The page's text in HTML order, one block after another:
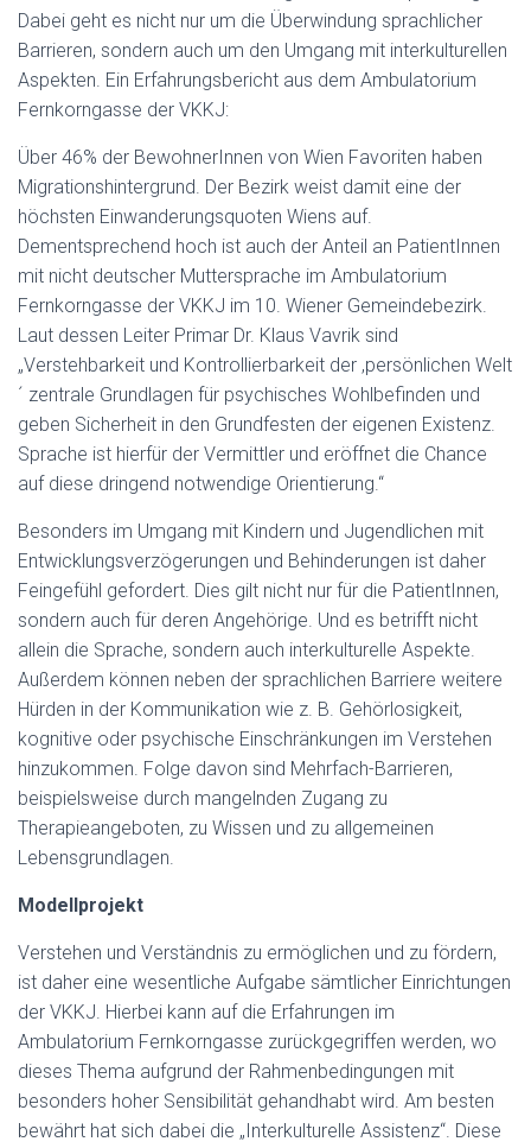
Dabei geht es nicht nur um die Überwindung sprachlicher
Barrieren, sondern auch um den Umgang mit interkulturellen
Aspekten. Ein Erfahrungsbericht aus dem Ambulatorium
Fernkorngasse der VKKJ:
Über 46% der BewohnerInnen von Wien Favoriten haben
Migrationshintergrund. Der Bezirk weist damit eine der
höchsten Einwanderungsquoten Wiens auf.
Dementsprechend hoch ist auch der Anteil an PatientInnen
mit nicht deutscher Muttersprache im Ambulatorium
Fernkorngasse der VKKJ im 10. Wiener Gemeindebezirk.
Laut dessen Leiter Primar Dr. Klaus Vavrik sind
„Verstehbarkeit und Kontrollierbarkeit der ,persönlichen Welt
´ zentrale Grundlagen für psychisches Wohlbefinden und
geben Sicherheit in den Grundfesten der eigenen Existenz.
Sprache ist hierfür der Vermittler und eröffnet die Chance
auf diese dringend notwendige Orientierung.“
Besonders im Umgang mit Kindern und Jugendlichen mit
Entwicklungsverzögerungen und Behinderungen ist daher
Feingefühl gefordert. Dies gilt nicht nur für die PatientInnen,
sondern auch für deren Angehörige. Und es betrifft nicht
allein die Sprache, sondern auch interkulturelle Aspekte.
Außerdem können neben der sprachlichen Barriere weitere
Hürden in der Kommunikation wie z. B. Gehörlosigkeit,
kognitive oder psychische Einschränkungen im Verstehen
hinzukommen. Folge davon sind Mehrfach-Barrieren,
beispielsweise durch mangelnden Zugang zu
Therapieangeboten, zu Wissen und zu allgemeinen
Lebensgrundlagen.
Modellprojekt
Verstehen und Verständnis zu ermöglichen und zu fördern,
ist daher eine wesentliche Aufgabe sämtlicher Einrichtungen
der VKKJ. Hierbei kann auf die Erfahrungen im
Ambulatorium Fernkorngasse zurückgegriffen werden, wo
dieses Thema aufgrund der Rahmenbedingungen mit
besonders hoher Sensibilität gehandhabt wird. Am besten
bewährt hat sich dabei die „Interkulturelle Assistenz“. Diese